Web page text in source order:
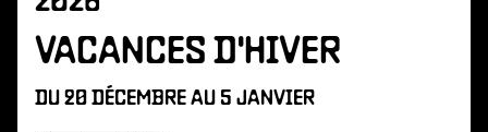
VACANCES D'HIVER
DU 20 DÉCEMBRE AU 5 JANVIER